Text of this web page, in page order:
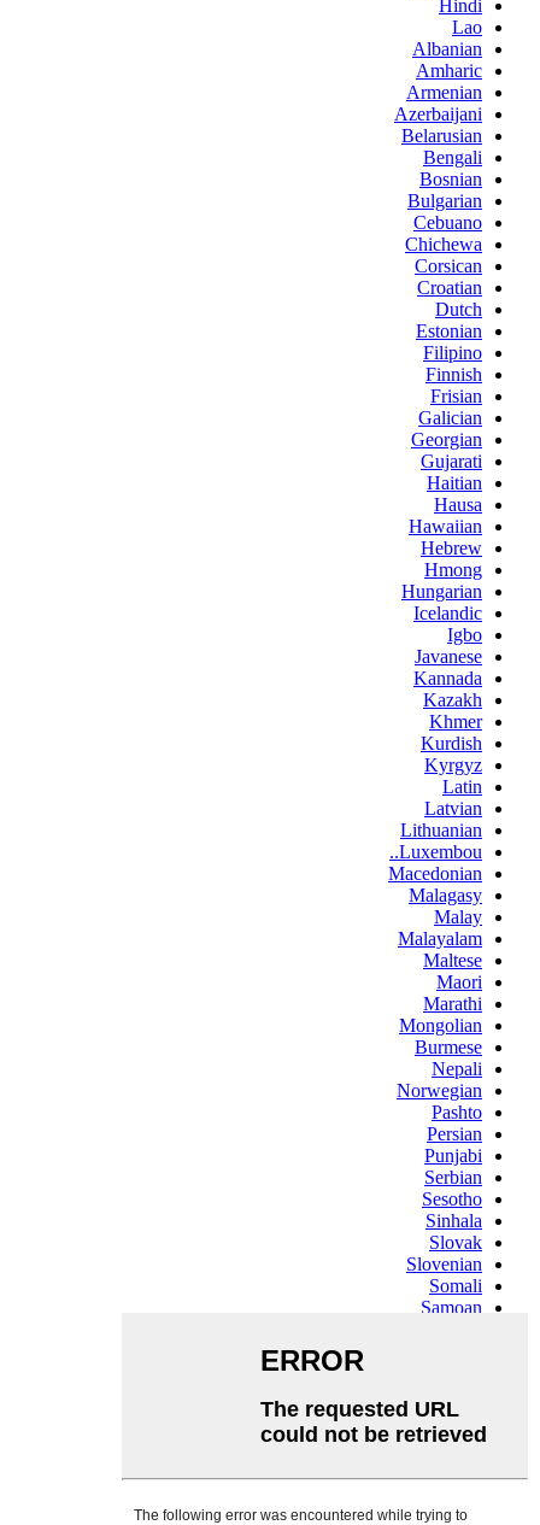
Hindi
Lao
Albanian
Amharic
Armenian
Azerbaijani
Belarusian
Bengali
Bosnian
Bulgarian
Cebuano
Chichewa
Corsican
Croatian
Dutch
Estonian
Filipino
Finnish
Frisian
Galician
Georgian
Gujarati
Haitian
Hausa
Hawaiian
Hebrew
Hmong
Hungarian
Icelandic
Igbo
Javanese
Kannada
Kazakh
Khmer
Kurdish
Kyrgyz
Latin
Latvian
Lithuanian
Luxembou..
Macedonian
Malagasy
Malay
Malayalam
Maltese
Maori
Marathi
Mongolian
Burmese
Nepali
Norwegian
Pashto
Persian
Punjabi
Serbian
Sesotho
Sinhala
Slovak
Slovenian
Somali
Samoan
Swahili
Tajik
Telugu